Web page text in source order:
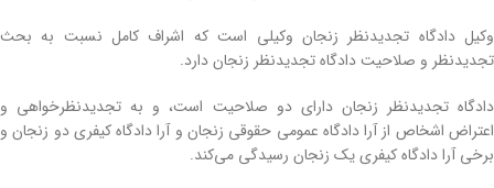
وکیل دادگاه تجدیدنظر زنجان وکیلی است که اشراف کامل نسبت به بحث
تجدیدنظر و صلاحیت دادگاه تجدیدنظر زنجان دارد.
دادگاه تجدیدنظر زنجان دارای دو صلاحیت است، و به تجدیدنظرخواهی و
اعتراض اشخاص از آرا دادگاه عمومی حقوقی زنجان و آرا دادگاه کیفری دو زنجان و
برخی آرا دادگاه کیفری یک زنجان رسیدگی می‌کند.